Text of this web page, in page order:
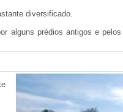
diversificado.
alguns prédios antigos e